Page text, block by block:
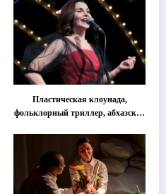
Пластическая клоунада,
фольклорный триллер, абхазская
втором этапе фестиваля
«Монокль»